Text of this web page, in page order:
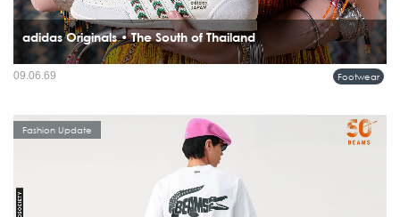
adidas Originals • The South of Thailand
ภาคใต้ของประเทศไทยกำลังกลายเป็นแรงบันดาลใจบทใหม่ในโลกแฟชั่น เมื่อ adidas
Footwear
09.06.69
Fashion Update